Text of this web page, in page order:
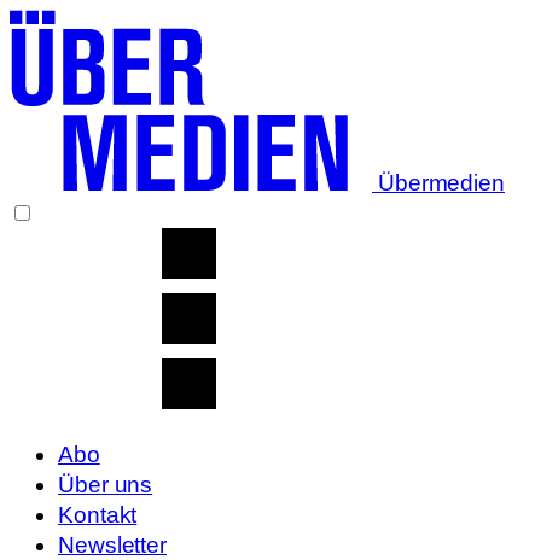
Übermedien
Abo
Über uns
Kontakt
Newsletter